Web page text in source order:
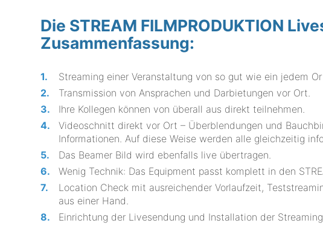
Die STREAM FILMPRODUKTION
Zusammenfassung:
Streaming einer Veranstaltung von so gut wie ein jedem
Transmission von Ansprachen und Darbietungen vor Ort.
Ihre Kollegen können von überall aus direkt teilnehmen.
Videoschnitt direkt vor Ort – Überblendungen und
Informationen. Auf diese Weise werden alle gleichzeitig
Das Beamer Bild wird ebenfalls live übertragen.
Wenig Technik: Das Equipment passt komplett in den
Location Check mit ausreichender Vorlaufzeit,
aus einer Hand.
Einrichtung der Livesendung und Installation der